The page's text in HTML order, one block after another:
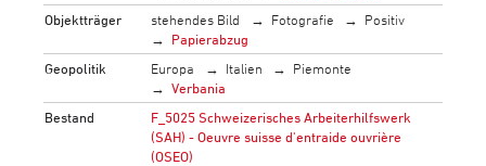
Objektträger
stehendes Bild Fotografie
Positiv
Papierabzug
Geopolitik
Europa Italien
Piemonte
Verbania
Bestand
F_5025 Schweizerisches Arbeiterhilfswerk
(SAH) - Oeuvre suisse d'entraide ouvrière
(OSEO)